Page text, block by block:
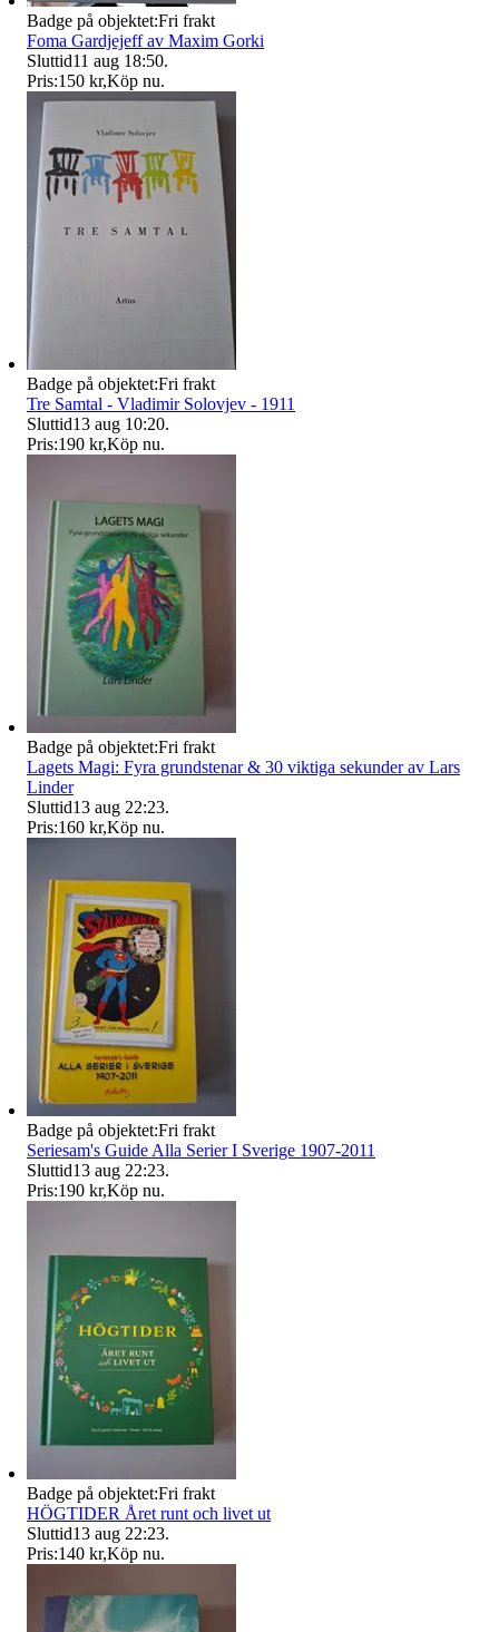
Badge på objektet:Fri frakt
Foma Gardjejeff av Maxim Gorki
Sluttid11 aug 18:50.
Pris:150 kr,Köp nu.
Badge på objektet:Fri frakt
Tre Samtal - Vladimir Solovjev - 1911
Sluttid13 aug 10:20.
Pris:190 kr,Köp nu.
Badge på objektet:Fri frakt
Lagets Magi: Fyra grundstenar & 30 viktiga sekunder av Lars
Linder
Sluttid13 aug 22:23.
Pris:160 kr,Köp nu.
Badge på objektet:Fri frakt
Seriesam's Guide Alla Serier I Sverige 1907-2011
Sluttid13 aug 22:23.
Pris:190 kr,Köp nu.
Badge på objektet:Fri frakt
HÖGTIDER Året runt och livet ut
Sluttid13 aug 22:23.
Pris:140 kr,Köp nu.